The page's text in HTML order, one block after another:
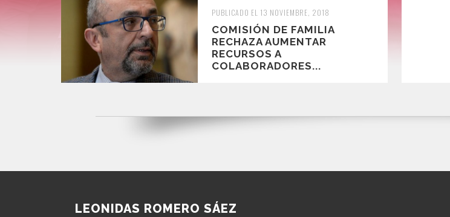
PUBLICADO EL 13 NOVIEMBRE, 2018
COMISIÓN DE FAMILIA
RECHAZA AUMENTAR
RECURSOS A
COLABORADORES...
LEONIDAS ROMERO SÁEZ